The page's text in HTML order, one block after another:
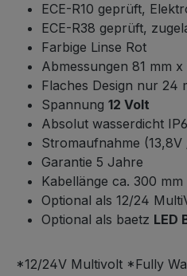
ECE-R10 geprüft,
ECE-R38 geprüft,
Farbige Linse Rot
Abmessungen 81 mm
Flaches Design nur 24
Spannung 12 Volt
Absolut wasserdicht
Stromaufnahme (13,8V
Garantie 5 Jahre
Kabellänge ca. 300 mm
Optional als 12/24
Optional als baetz LED
*12/24V Multivolt *Fully